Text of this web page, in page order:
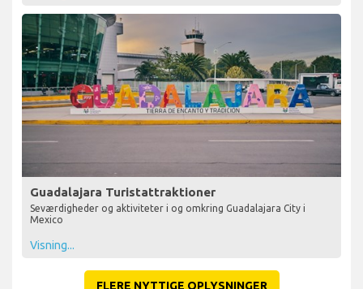
Guadalajara Turistattraktioner
Seværdigheder og aktiviteter i og omkring Guadalajara City i
Mexico
Visning...
FLERE NYTTIGE OPLYSNINGER